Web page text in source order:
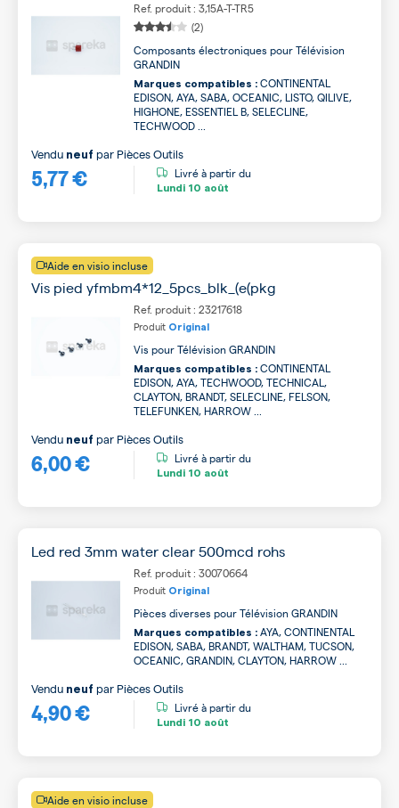
Ref. produit : 3,15A-T-TR5
(2)
Composants électroniques pour Télévision
GRANDIN
Marques compatibles : CONTINENTAL
EDISON, AYA, SABA, OCEANIC, LISTO, QILIVE,
HIGHONE, ESSENTIEL B, SELECLINE,
TECHWOOD ...
5,77 €
Vendu neuf par Pièces Outils
Livré à partir du
Lundi 10 août
Aide en visio incluse
Vis pied yfmbm4*12_5pcs_blk_(e(pkg
Ref. produit : 23217618
Produit Original
Vis pour Télévision GRANDIN
Marques compatibles : CONTINENTAL
EDISON, AYA, TECHWOOD, TECHNICAL,
CLAYTON, BRANDT, SELECLINE, FELSON,
TELEFUNKEN, HARROW ...
6,00 €
Vendu neuf par Pièces Outils
Livré à partir du
Lundi 10 août
Led red 3mm water clear 500mcd rohs
Ref. produit : 30070664
Produit Original
Pièces diverses pour Télévision GRANDIN
Marques compatibles : AYA, CONTINENTAL
EDISON, SABA, BRANDT, WALTHAM, TUCSON,
OCEANIC, GRANDIN, CLAYTON, HARROW ...
4,90 €
Vendu neuf par Pièces Outils
Livré à partir du
Lundi 10 août
Aide en visio incluse